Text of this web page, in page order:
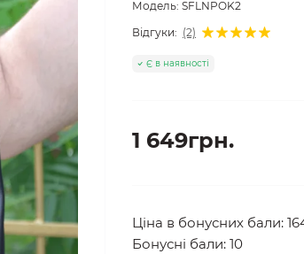
Модель: SFLNPOK2
Відгуки: (2)
Є в наявності
1 649грн.
Ціна в бонусних бали:
Бонусні бали: 10